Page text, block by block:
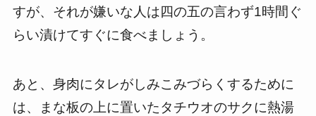
すが、それが嫌いな人は四の五の言わず1時間ぐ
らい漬けてすぐに食べましょう。
あと、身肉にタレがしみこみづらくするために
は、まな板の上に置いたタチウオのサクに熱湯